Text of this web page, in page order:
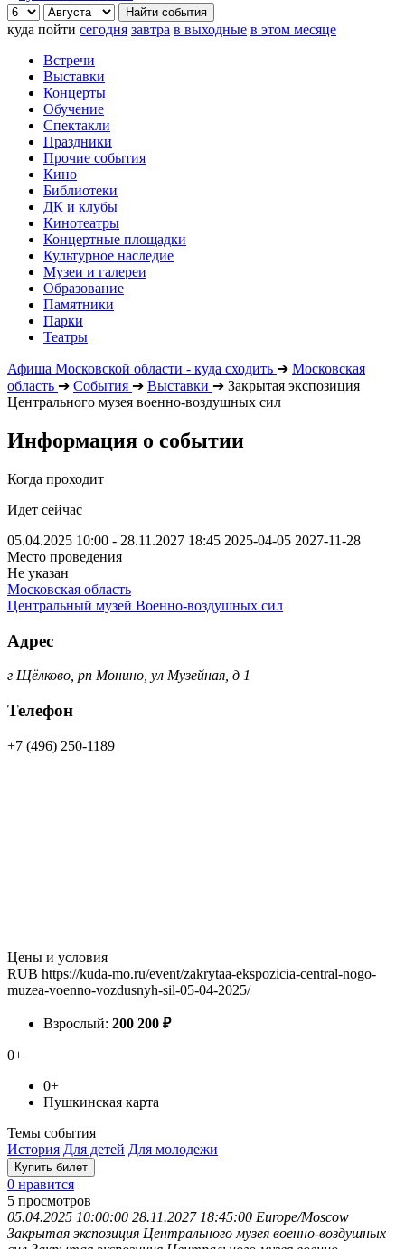
куда пойти сегодня завтра в выходные в этом месяце
Встречи
Выставки
Концерты
Обучение
Спектакли
Праздники
Прочие события
Кино
Библиотеки
ДК и клубы
Кинотеатры
Концертные площадки
Культурное наследие
Музеи и галереи
Образование
Памятники
Парки
Театры
Афиша Московской области - куда сходить ➔ Московская
область ➔ События ➔ Выставки ➔ Закрытая экспозиция
Центрального музея военно-воздушных сил
Информация о событии
Когда проходит
Идет сейчас
05.04.2025 10:00 - 28.11.2027 18:45 2025-04-05 2027-11-28
Место проведения
Не указан
Московская область
Центральный музей Военно-воздушных сил
Адрес
г Щёлково, рп Монино, ул Музейная, д 1
Телефон
+7 (496) 250-1189
Цены и условия
RUB https://kuda-mo.ru/event/zakrytaa-ekspozicia-central-nogo-
muzea-voenno-vozdusnyh-sil-05-04-2025/
Взрослый: 200 200 ₽
0+
0+
Пушкинская карта
Темы события
История Для детей Для молодежи
Купить билет
0 нравится
5 просмотров
05.04.2025 10:00:00 28.11.2027 18:45:00 Europe/Moscow
Закрытая экспозиция Центрального музея военно-воздушных